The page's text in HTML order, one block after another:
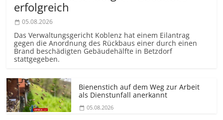
erfolgreich
05.08.2026
Das Verwaltungsgericht Koblenz hat einem Eilantrag
gegen die Anordnung des Rückbaus einer durch einen
Brand beschädigten Gebäudehälfte in Betzdorf
stattgegeben.
Bienenstich auf dem Weg zur Arbeit
als Dienstunfall anerkannt
05.08.2026